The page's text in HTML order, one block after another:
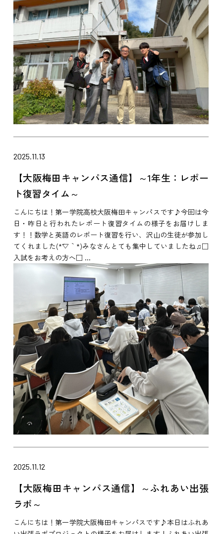
2025.11.13
【大阪梅田キャンパス通信】～1年生：レポー
ト復習タイム～
こんにちは！第一学院高校大阪梅田キャンパスです♪今回は今
日・昨日と行われたレポート復習タイムの様子をお届けしま
す！！数学と英語のレポート復習を行い、沢山の生徒が参加し
てくれました(*´▽｀*)みなさんとても集中していましたね♫□
入試をお考えの方へ□ ...
2025.11.12
【大阪梅田キャンパス通信】～ふれあい出張
ラボ～
こんにちは！第一学院大阪梅田キャンパスです♪本日はふれあ